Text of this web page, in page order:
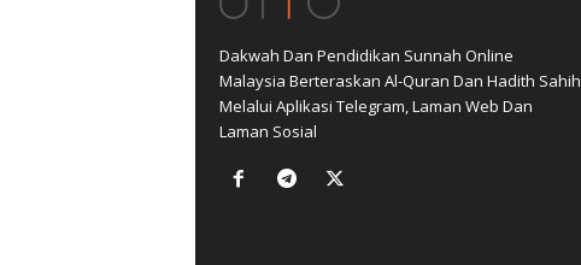
Dakwah Dan Pendidikan Sunnah Online
Malaysia Berteraskan Al-Quran Dan Hadith Sahih
Melalui Aplikasi Telegram, Laman Web Dan
Laman Sosial